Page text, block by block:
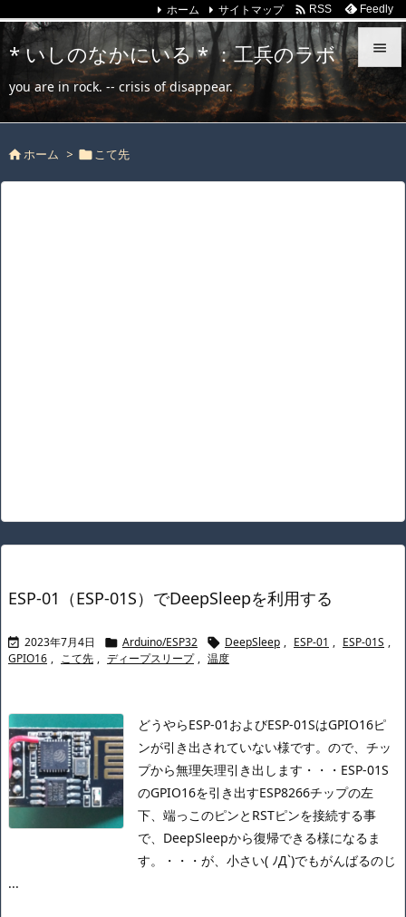
* いしのなかにいる * ：工兵のラボ
you are in rock. -- crisis of disappear.


メニュ

ホーム サイトマップ  RSS Feedly
ホーム > こて先
ESP-01（ESP-01S）でDeepSleepを利用する
 2023年7月4日  Arduino/ESP32  DeepSleep , ESP-01 , ESP-01S ,
GPIO16 , こて先 , ディープスリープ , 温度
どうやらESP-01およびESP-01SはGPIO16ピ
ンが引き出されていない様です。 ので、チッ
プから無理矢理引き出します・・・ ESP-01S
のGPIO16を引き出すESP8266チップの左
下、端っこのピンとRSTピンを接続する事
で、DeepSleepから復帰できる様になるま
す。
・・・が、小さい( ﾉД`)でもがんばるのじ
...